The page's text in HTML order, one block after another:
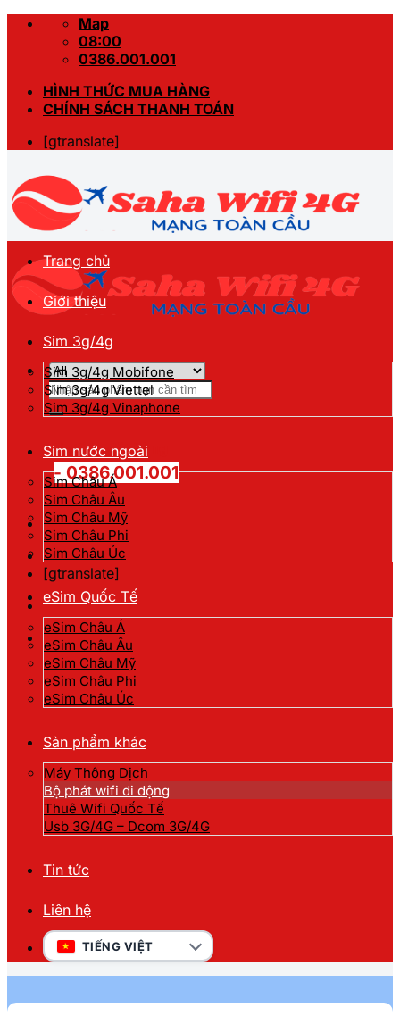
Skip
Map
08:00
0386.001.001
HÌNH THỨC MUA HÀNG
CHÍNH SÁCH THANH TOÁN
[gtranslate]
Tìm
kiếm:
Hotline đặt hàng
- 0386.001.001
[gtranslate]
Trang chủ
Giới thiệu
Sim 3g/4g
Sim 3g/4g Mobifone
Sim 3g/4g Viettel
Sim 3g/4g Vinaphone
Sim nước ngoài
Sim Châu Á
Sim Châu Âu
Sim Châu Mỹ
Sim Châu Phi
Sim Châu Úc
eSim Quốc Tế
eSim Châu Á
eSim Châu Âu
eSim Châu Mỹ
eSim Châu Phi
eSim Châu Úc
Sản phẩm khác
Máy Thông Dịch
Bộ phát wifi di động
Thuê Wifi Quốc Tế
Usb 3G/4G – Dcom 3G/4G
Tin tức
Liên hệ
TIẾNG VIỆT